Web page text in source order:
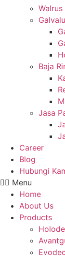
Walrus
Baja
Jasa
Career
Blog
Hubungi
Menu
Home
About Us
Products